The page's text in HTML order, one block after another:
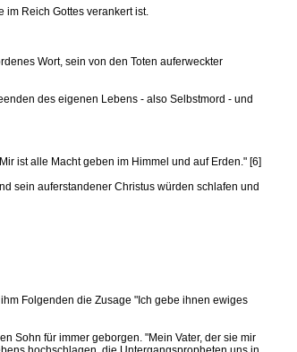
im Reich Gottes verankert ist.
Wort, sein von den Toten auferweckter
des eigenen Lebens - also Selbstmord - und
ist alle Macht geben im Himmel und auf Erden." [6]
sein auferstandener Christus würden schlafen und
Folgenden die Zusage "Ich gebe ihnen ewiges
Sohn für immer geborgen. "Mein Vater, der sie mir